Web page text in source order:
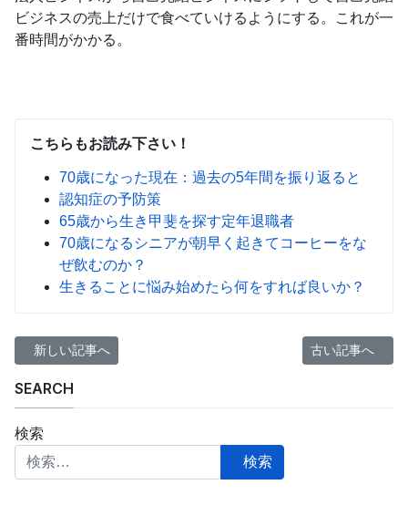
ビジネスの売上だけで食べていけるようにする。これが一
番時間がかかる。
こちらもお読み下さい！
70歳になった現在：過去の5年間を振り返ると
認知症の予防策
65歳から生き甲斐を探す定年退職者
70歳になるシニアが朝早く起きてコーヒーをな
ぜ飲むのか？
生きることに悩み始めたら何をすれば良いか？
前の記事へ: 自分自身と子供が今から準備する介護対策はあるのか
新しい記事へ 次の記事へ: お
古い記事へ
SEARCH
検索
検索